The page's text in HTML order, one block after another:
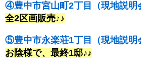
④豊中市宮山町2丁目（現地説明
全2区画販売♪♪
⑤豊中市永楽荘1丁目（現地説明
お陰様で、最終1邸♪♪